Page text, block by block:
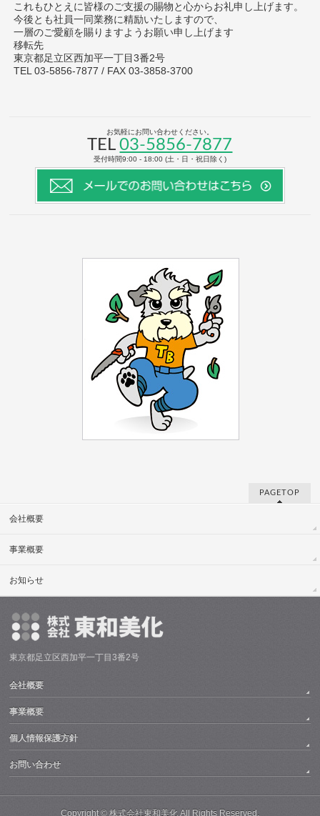
これもひとえに皆様のご支援の賜物と心からお礼申し上げます。
今後とも社員一同業務に精励いたしますので、
一層のご愛顧を賜りますようお願い申し上げます
移転先
東京都足立区西加平一丁目3番2号
TEL 03-5856-7877 / FAX 03-3858-3700
お気軽にお問い合わせください。
TEL03-5856-7877
受付時間9:00 - 18:00 (土・日・祝日除く)
PAGETOP
会社概要
事業概要
お知らせ
東京都足立区西加平一丁目3番2号
会社概要
事業概要
個人情報保護方針
お問い合わせ
Copyright © 株式会社東和美化All Rights Reserved.